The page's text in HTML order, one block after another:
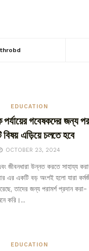
EDUCATION
পর্যায়ের গবেষকদের জন্য
বিষয় এড়িয়ে চলতে হবে
OCTOBER 23, 2024
জীবনধারা উন্নত করতে সাহায্য
একটি বড় অংশই হলো যারা
তাদের জন্য পরামর্শ প্রদান করা-
করি।...
EDUCATION